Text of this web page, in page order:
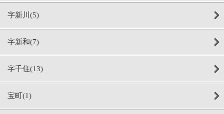
字新川(5)
字新和(7)
字千住(13)
宝町(1)